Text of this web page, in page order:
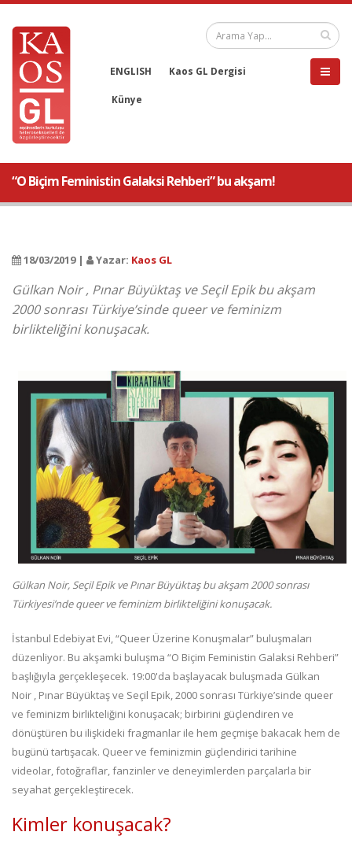
ENGLISH Kaos GL Dergisi
Künye
“O Biçim Feministin Galaksi Rehberi” bu akşam!
18/03/2019 | Yazar: Kaos GL
Gülkan Noir , Pınar Büyüktaş ve Seçil Epik bu akşam
2000 sonrası Türkiye’sinde queer ve feminizm
birlikteliğini konuşacak.
Gülkan Noir, Seçil Epik ve Pınar Büyüktaş bu akşam 2000 sonrası
Türkiyesi’nde queer ve feminizm birlikteliğini konuşacak.
İstanbul Edebiyat Evi, “Queer Üzerine Konuşmalar” buluşmaları
düzenliyor. Bu akşamki buluşma “O Biçim Feministin Galaksi Rehberi”
başlığıyla gerçekleşecek. 19:00'da başlayacak buluşmada Gülkan
Noir , Pınar Büyüktaş ve Seçil Epik, 2000 sonrası Türkiye’sinde queer
ve feminizm birlikteliğini konuşacak; birbirini güçlendiren ve
dönüştüren bu ilişkideki fragmanlar ile hem geçmişe bakacak hem de
bugünü tartışacak. Queer ve feminizmin güçlendirici tarihine
videolar, fotoğraflar, fanzinler ve deneyimlerden parçalarla bir
seyahat gerçekleştirecek.
Kimler konuşacak?